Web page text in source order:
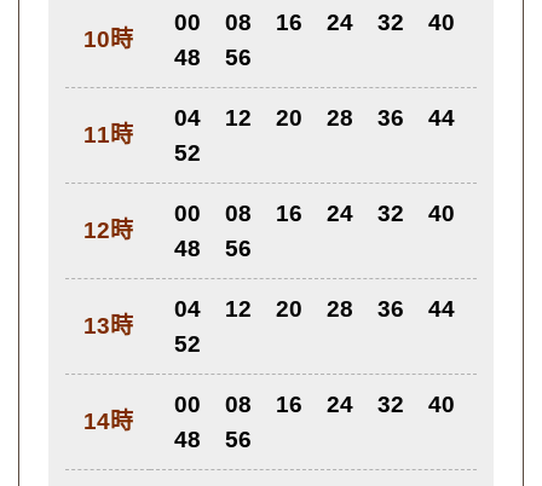
10時
00 08 16 24 32
40
48
56
11時
04 12 20 28 36
44
52
12時
00 08 16 24 32
40
48
56
13時
04 12 20 28 36
44
52
14時
00 08 16 24 32
40
48
56